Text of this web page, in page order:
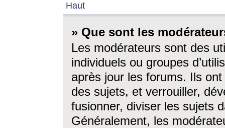
Haut
» Que sont les
Les modérateurs sont des
individuels ou groupes
après jour les forums. Ils ont
des sujets, et verrouiller,
fusionner, diviser les sujets
Généralement, les